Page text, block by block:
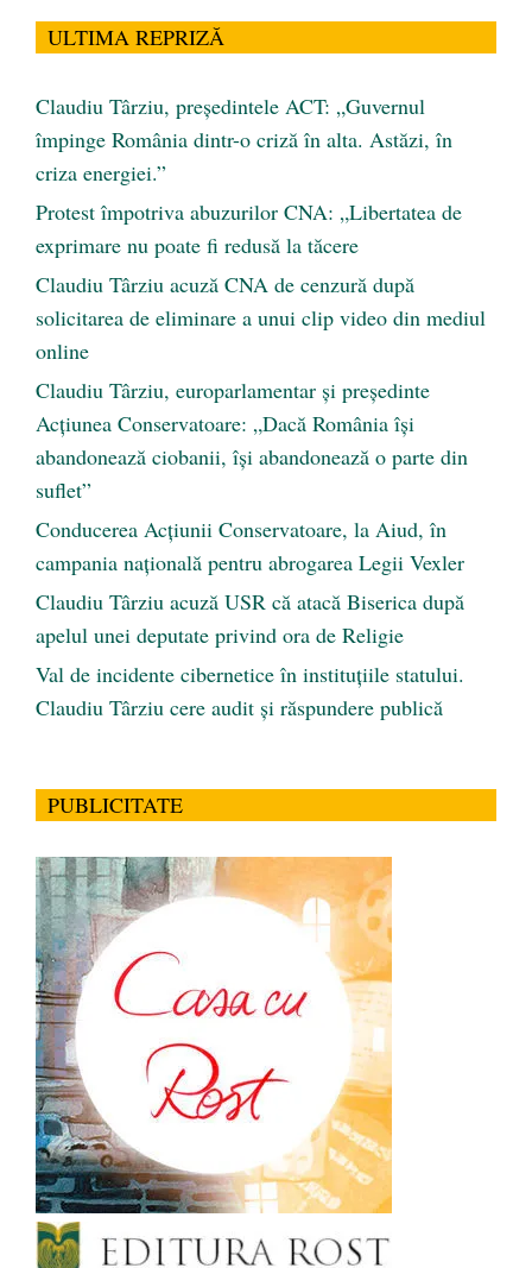
ULTIMA REPRIZĂ
Claudiu Târziu, președintele ACT: „Guvernul
împinge România dintr-o criză în alta. Astăzi, în
criza energiei.”
Protest împotriva abuzurilor CNA: „Libertatea de
exprimare nu poate fi redusă la tăcere
Claudiu Târziu acuză CNA de cenzură după
solicitarea de eliminare a unui clip video din mediul
online
Claudiu Târziu, europarlamentar și președinte
Acțiunea Conservatoare: „Dacă România își
abandonează ciobanii, își abandonează o parte din
suflet”
Conducerea Acțiunii Conservatoare, la Aiud, în
campania națională pentru abrogarea Legii Vexler
Claudiu Târziu acuză USR că atacă Biserica după
apelul unei deputate privind ora de Religie
Val de incidente cibernetice în instituțiile statului.
Claudiu Târziu cere audit și răspundere publică
PUBLICITATE